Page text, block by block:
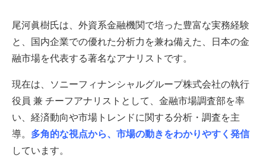
尾河眞樹氏は、外資系金融機関で培った豊富な実務経験
と、国内企業での優れた分析力を兼ね備えた、日本の金
融市場を代表する著名なアナリストです。
現在は、ソニーフィナンシャルグループ株式会社の執行
役員 兼 チーフアナリストとして、金融市場調査部を率
い、経済動向や市場トレンドに関する分析・調査を主
導。 多角的な視点から、市場の動きをわかりやすく発信
しています。